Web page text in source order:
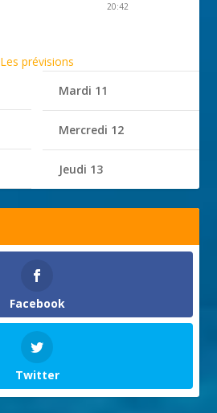
20:42
Les prévisions
Mardi 11
Mercredi 12
Jeudi 13
Facebook
Twitter